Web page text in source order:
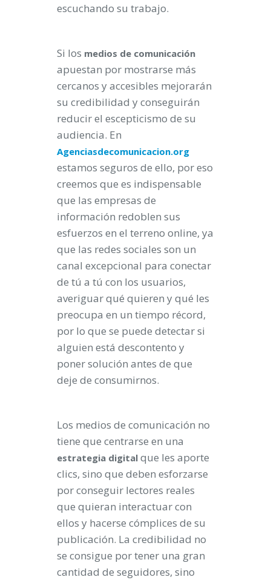
escuchando su trabajo.
Si los medios de comunicación
apuestan por mostrarse más
cercanos y accesibles mejorarán
su credibilidad y conseguirán
reducir el escepticismo de su
audiencia. En
Agenciasdecomunicacion.org
estamos seguros de ello, por eso
creemos que es indispensable
que las empresas de
información redoblen sus
esfuerzos en el terreno online, ya
que las redes sociales son un
canal excepcional para conectar
de tú a tú con los usuarios,
averiguar qué quieren y qué les
preocupa en un tiempo récord,
por lo que se puede detectar si
alguien está descontento y
poner solución antes de que
deje de consumirnos.
Los medios de comunicación no
tiene que centrarse en una
estrategia digital que les aporte
clics, sino que deben esforzarse
por conseguir lectores reales
que quieran interactuar con
ellos y hacerse cómplices de su
publicación. La credibilidad no
se consigue por tener una gran
cantidad de seguidores, sino